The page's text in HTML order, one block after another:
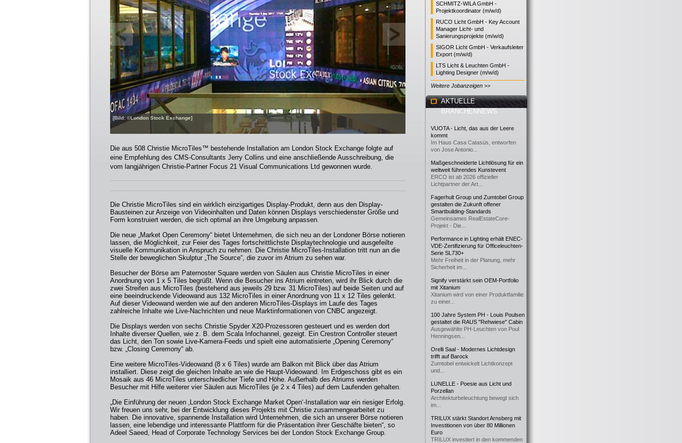
[Bild: ©London Stock Exchange]
Die aus 508 Christie MicroTiles™ bestehende Installation am London Stock Exchange folgte auf
eine Empfehlung des CMS-Consultants Jerry Collins und eine anschließende Ausschreibung, die
vom langjährigen Christie-Partner Focus 21 Visual Communications Ltd gewonnen wurde.
Die Christie MicroTiles sind ein wirklich einzigartiges Display-Produkt, denn aus den Display-
Bausteinen zur Anzeige von Videoinhalten und Daten können Displays verschiedenster Größe und
Form konstruiert werden, die sich optimal an ihre Umgebung anpassen.
Die neue „Market Open Ceremony“ bietet Unternehmen, die sich neu an der Londoner Börse notieren
lassen, die Möglichkeit, zur Feier des Tages fortschrittlichste Displaytechnologie und ausgefeilte
visuelle Kommunikation in Anspruch zu nehmen. Die Christie MicroTiles-Installation tritt nun an die
Stelle der beweglichen Skulptur „The Source“, die zuvor im Atrium zu sehen war.
Besucher der Börse am Paternoster Square werden von Säulen aus Christie MicroTiles in einer
Anordnung von 1 x 5 Tiles begrüßt. Wenn die Besucher ins Atrium eintreten, wird ihr Blick durch die
zwei Streifen aus MicroTiles (bestehend aus jeweils 29 bzw. 31 MicroTiles) auf beide Seiten und auf
eine beeindruckende Videowand aus 132 MicroTiles in einer Anordnung von 11 x 12 Tiles gelenkt.
Auf dieser Videowand werden wie auf den anderen MicroTiles-Displays im Laufe des Tages
zahlreiche Inhalte wie Live-Nachrichten und neue Marktinformationen von CNBC angezeigt.
Die Displays werden von sechs Christie Spyder X20-Prozessoren gesteuert und es werden dort
Inhalte diverser Quellen, wie z. B. dem Scala Infochannel, gezeigt. Ein Crestron Controller steuert
das Licht, den Ton sowie Live-Kamera-Feeds und spielt eine automatisierte „Opening Ceremony“
bzw. „Closing Ceremony“ ab.
Eine weitere MicroTiles-Videowand (8 x 6 Tiles) wurde am Balkon mit Blick über das Atrium
installiert. Diese zeigt die gleichen Inhalte an wie die Haupt-Videowand. Im Erdgeschoss gibt es ein
Mosaik aus 46 MicroTiles unterschiedlicher Tiefe und Höhe. Außerhalb des Atriums werden
Besucher mit Hilfe weiterer vier Säulen aus MicroTiles (je 2 x 4 Tiles) auf dem Laufenden gehalten.
„Die Einführung der neuen ‚London Stock Exchange Market Open‘-Installation war ein riesiger Erfolg.
Wir freuen uns sehr, bei der Entwicklung dieses Projekts mit Christie zusammengearbeitet zu
haben. Die innovative, spannende Installation wird Unternehmen, die sich an unserer Börse notieren
lassen, eine lebendige und interessante Plattform für die Präsentation ihrer Geschäfte bieten“, so
Adeel Saeed, Head of Corporate Technology Services bei der London Stock Exchange Group.
SCHMITZ-WILA GmbH -
Projektkoordinator (m/w/d)
RUCO Licht GmbH - Key Account
Manager Licht- und
Sanierungsprojekte (m/w/d)
SIGOR Licht GmbH - Verkaufsleiter
Export (m/w/d)
LTS Licht & Leuchten GmbH -
Lighting Designer (m/w/d)
Weitere Jobanzeigen >>
AKTUELLE
BRANCHENNEWS
VUOTA - Licht, das aus der Leere
kommt
Im Haus Casa Catasüs, entworfen
von Jose Antonio...
Maßgeschneiderte Lichtlösung für ein
weltweit führendes Kunstevent
ERCO ist ab 2026 offizieller
Lichtpartner der Art...
Fagerhult Group und Zumtobel Group
gestalten die Zukunft offener
Smartbuilding-Standards
Gemeinsames RealEstateCore-
Projekt - Die...
Performance in Lighting erhält ENEC-
VDE-Zertifizierung für Officeleuchten-
Serie SL730+
Mehr Freiheit in der Planung, mehr
Sicherheit im...
Signify verstärkt sein OEM-Portfolio
mit Xitanium
Xitanium wird von einer Produktfamilie
zu einer...
100 Jahre System PH - Louis Poulsen
gestaltet die RAUS "Rehwiese" Cabin
Ausgewählte PH-Leuchten von Poul
Henningsen...
Orelli Saal - Modernes Lichtdesign
trifft auf Barock
Zumtobel entwickelt Lichtkonzept
und...
LUNELLE - Poesie aus Licht und
Porzellan
Architekturbeleuchtung bewegt sich
im...
TRILUX stärkt Standort Arnsberg mit
Investitionen von über 80 Millionen
Euro
TRILUX investiert in den kommenden